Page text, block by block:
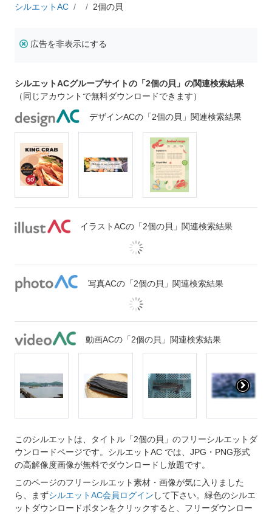
シルエットAC 2個の貝
広告を非表示にする
シルエットACグループサイトの「2個の貝」の関連検索結果
（同じアカウントで無料ダウンロードできます）
デザインACの「2個の貝」関連検索結果
イラストACの「2個の貝」関連検索結果
写真ACの「2個の貝」関連検索結果
動画ACの「2個の貝」関連検索結果
このシルエットは、タイトル「2個の貝」のフリーシルエットダ
ウンロードページです。シルエットAC では、JPG・PNG形式
の高解像度画像が無料でダウンロードし放題です。
このページのフリーシルエット素材・画像が気に入りました
ら、まずシルエットAC会員ログイン して下さい。緑色のシルエ
ットダウンロードボタンをクリックすると、フリーダウンロー